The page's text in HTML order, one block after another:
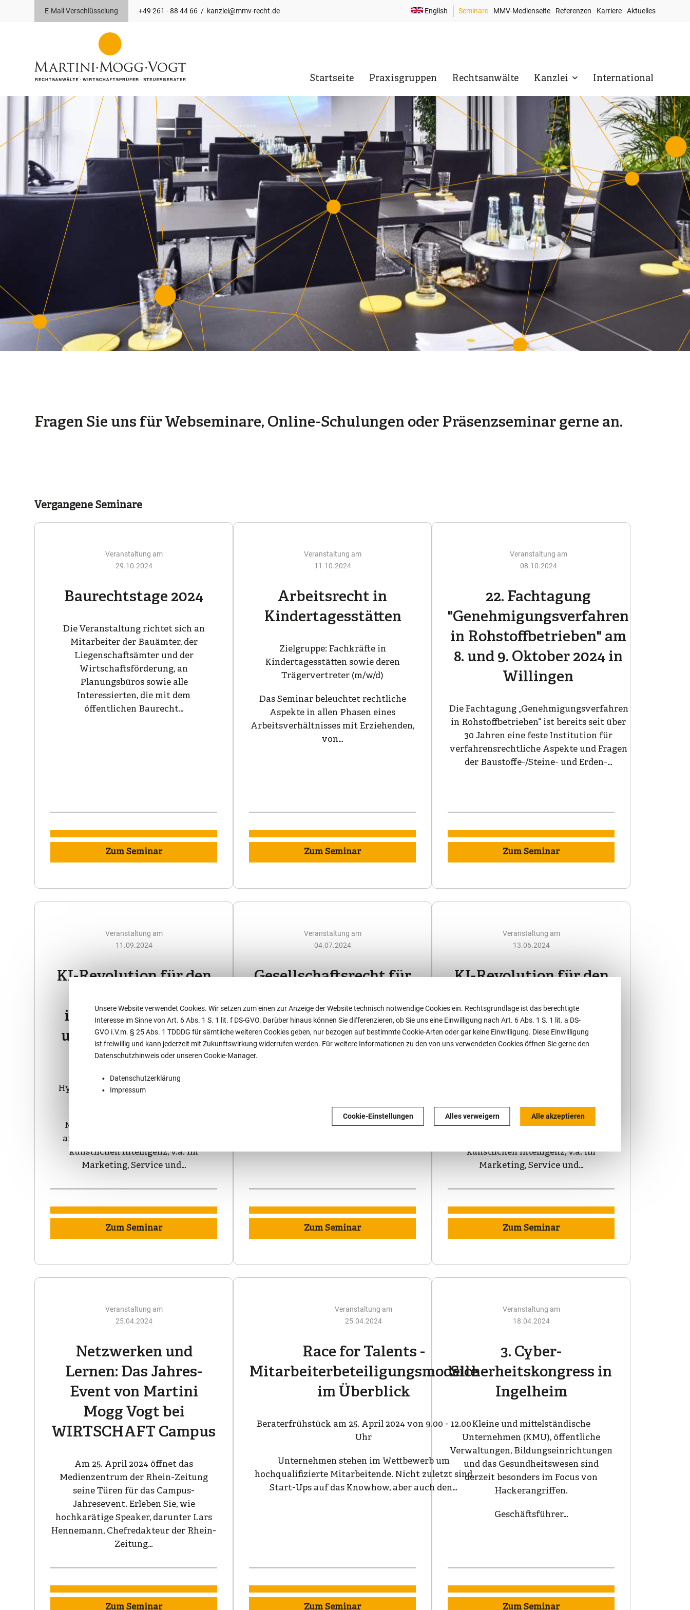
E-Mail Verschlüsselung +49 261 - 88 44 66 / kanzlei@mmv-recht.de English
Top
Seminare MMV-Medienseite Referenzen Karriere Aktuelles
Startseite Praxisgruppen Rechtsanwälte Kanzlei International
Fragen Sie uns für Webseminare, Online-Schulungen oder Präsenzseminar gerne an.
Vergangene Seminare
Veranstaltung am
29.10.2024
Baurechtstage 2024
Die Veranstaltung richtet sich an
Mitarbeiter der Bauämter, der
Liegenschaftsämter und der
Wirtschaftsförderung, an
Planungsbüros sowie alle
Interessierten, die mit dem
öffentlichen Baurecht…
Zum Seminar
Veranstaltung am
11.10.2024
Arbeitsrecht in
Kindertagesstätten
Zielgruppe: Fachkräfte in
Kindertagesstätten sowie deren
Trägervertreter (m/w/d)
Das Seminar beleuchtet rechtliche
Aspekte in allen Phasen eines
Arbeitsverhältnisses mit Erziehenden,
von…
Zum Seminar
Veranstaltung am
08.10.2024
22. Fachtagung
"Genehmigungsverfahren
in Rohstoffbetrieben" am
8. und 9. Oktober 2024 in
Willingen
Die Fachtagung „Genehmigungsverfahren
in Rohstoffbetrieben“ ist bereits seit über
30 Jahren eine feste Institution für
verfahrensrechtliche Aspekte und Fragen
der Baustoffe-/Steine- und Erden-…
Zum Seminar
Veranstaltung am
11.09.2024
KI-Revolution für den
innovative Chancen
und deren rechtliche
Einordnung
Hybrides Seminar am 11. September
Mehr als ein Vortrag: Erleben Sie
anschaulich „live“ den Einsatz der
künstlichen Intelligenz, v.a. im
Marketing, Service und…
Zum Seminar
Veranstaltung am
04.07.2024
Gesellschaftsrecht für
4. Juli 2024 von 10.00 - 13.00 Uhr
Schwerpunkte: GmbH & Co. KG (jetzt
auch…
Zum Seminar
Veranstaltung am
13.06.2024
KI-Revolution für den
innovative Chancen
und deren rechtliche
Mehr als ein Vortrag: Erleben Sie
künstlichen Intelligenz, v.a. im
Marketing, Service und…
Zum Seminar
Veranstaltung am
25.04.2024
Netzwerken und
Lernen: Das Jahres-
Event von Martini
Mogg Vogt bei
WIRTSCHAFT Campus
Am 25. April 2024 öffnet das
Medienzentrum der Rhein-Zeitung
seine Türen für das Campus-
Jahresevent. Erleben Sie, wie
hochkarätige Speaker, darunter Lars
Hennemann, Chefredakteur der Rhein-
Zeitung…
Zum Seminar
Veranstaltung am
25.04.2024
Race for Talents -
Mitarbeiterbeteiligungsmodelle
im Überblick
Beraterfrühstück am 25. April 2024 von 9.00 - 12.00
Uhr
Unternehmen stehen im Wettbewerb um
hochqualifizierte Mitarbeitende. Nicht zuletzt sind
Start-Ups auf das Knowhow, aber auch den…
Zum Seminar
Veranstaltung am
18.04.2024
3. Cyber-
Sicherheitskongress in
Ingelheim
Kleine und mittelständische
Unternehmen (KMU), öffentliche
Verwaltungen, Bildungseinrichtungen
und das Gesundheitswesen sind
derzeit besonders im Focus von
Hackerangriffen.
Geschäftsführer…
Zum Seminar
Unsere Website verwendet Cookies. Wir setzen zum einen zur Anzeige der Website technisch notwendige Cookies ein. Rechtsgrundlage ist das berechtigte
Interesse im Sinne von Art. 6 Abs. 1 S. 1 lit. f DS-GVO. Darüber hinaus können Sie differenzieren, ob Sie uns eine Einwilligung nach Art. 6 Abs. 1 S. 1 lit. a DS-
GVO i.V.m. § 25 Abs. 1 TDDDG für sämtliche weiteren Cookies geben, nur bezogen auf bestimmte Cookie-Arten oder gar keine Einwilligung. Diese Einwilligung
ist freiwillig und kann jederzeit mit Zukunftswirkung widerrufen werden. Für weitere Informationen zu den von uns verwendeten Cookies öffnen Sie gerne den
Datenschutzhinweis oder unseren Cookie-Manager.
Datenschutzerklärung
Impressum
Cookie-Einstellungen Alles verweigern Alle akzeptieren